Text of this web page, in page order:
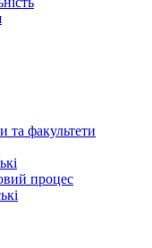
та факультети
процес